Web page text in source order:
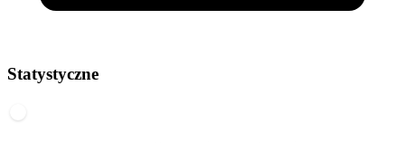
Statystyczne